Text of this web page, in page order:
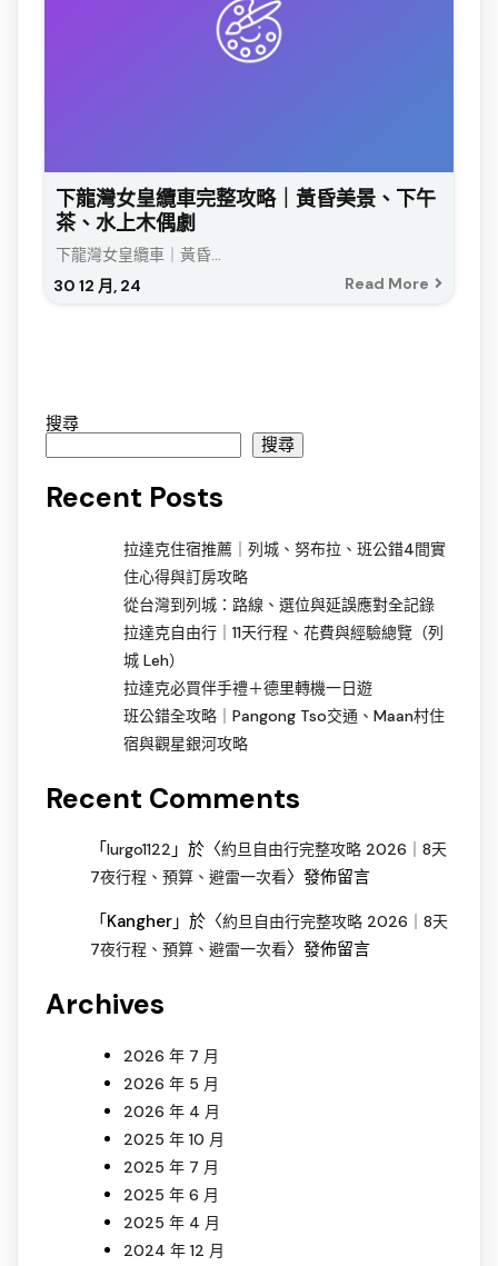
下龍灣女皇纜車完整攻略｜黃昏美景、下午
茶、水上木偶劇
30 12 月, 24
下龍灣女皇纜車｜黃昏...
Read More
搜尋
搜尋
Recent Posts
拉達克住宿推薦｜列城、努布拉、班公錯4間實
住心得與訂房攻略
從台灣到列城：路線、選位與延誤應對全記錄
拉達克自由行｜11天行程、花費與經驗總覽（列
城 Leh）
拉達克必買伴手禮＋德里轉機一日遊
班公錯全攻略｜Pangong Tso交通、Maan村住
宿與觀星銀河攻略
Recent Comments
「 lurgo1122 」於〈約旦自由行完整攻略 2026｜8天
7夜行程、預算、避雷一次看〉發佈留言
「 Kangher 」於〈約旦自由行完整攻略 2026｜8天
7夜行程、預算、避雷一次看〉發佈留言
Archives
2026 年 7 月
2026 年 5 月
2026 年 4 月
2025 年 10 月
2025 年 7 月
2025 年 6 月
2025 年 4 月
2024 年 12 月